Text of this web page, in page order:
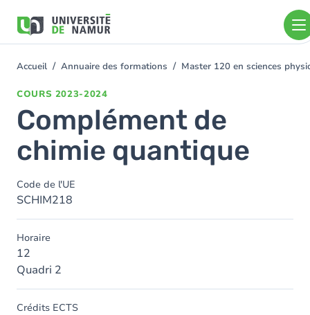
contenu
You
Accueil Annuaire des formations Master 120 en sciences
COURS 2023-2024
Complément de
chimie quantique
Code de l'UE
SCHIM218
Horaire
12
Quadri 2
Crédits ECTS